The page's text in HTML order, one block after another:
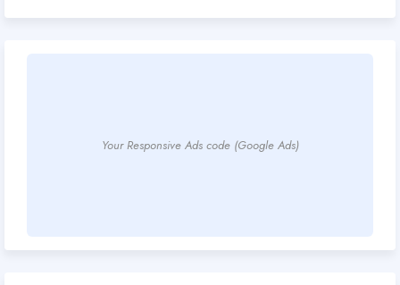
Your Responsive Ads code (Google Ads)